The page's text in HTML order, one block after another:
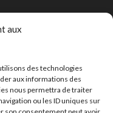
aux
des technologies
aux informations des
nous permettra de traiter
ou les ID uniques sur